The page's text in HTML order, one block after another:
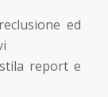
ed
report e